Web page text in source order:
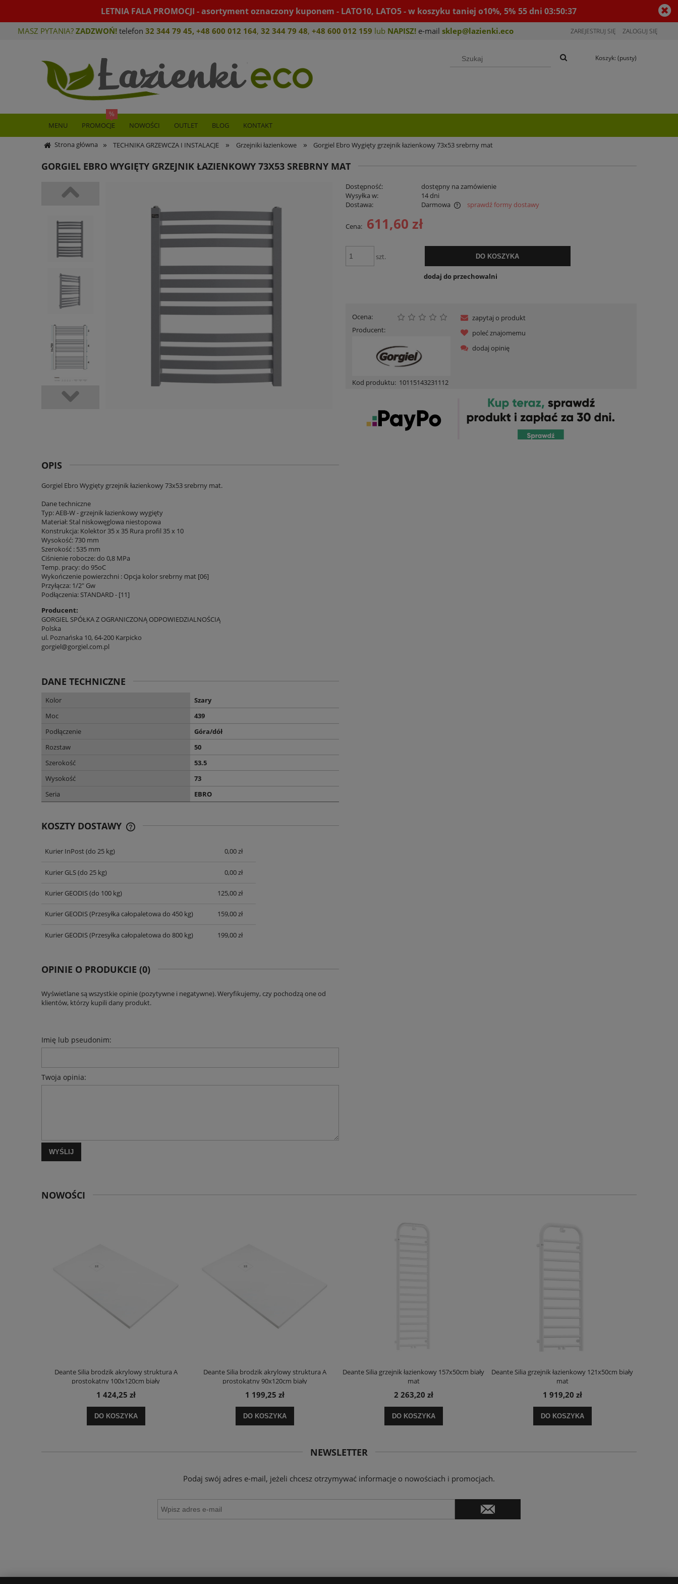
LETNIA FALA PROMOCJI - asortyment oznaczony kuponem - LATO10, LATO5 - w koszyku taniej o10%, 5% 55dni03:50:37
MASZ PYTANIA? ZADZWOŃ! telefon 32 344 79 45, +48 600 012 164, 32 344 79 48, +48 600 012 159 lub NAPISZ! e-mail sklep@lazienki.eco ZAREJESTRUJ SIĘ ZALOGUJ SIĘ
Koszyk: (pusty)
MENU PROMOCJE NOWOŚCI OUTLET BLOG KONTAKT
Strona główna » TECHNIKA GRZEWCZA I INSTALACJE » Grzejniki łazienkowe » Gorgiel Ebro Wygięty grzejnik łazienkowy 73x53 srebrny mat
GORGIEL EBRO WYGIĘTY GRZEJNIK ŁAZIENKOWY 73X53 SREBRNY MAT
Dostępność:
dostępny na zamówienie
Wysyłka w:
14 dni
Dostawa:
Darmowa
Cena nie zawiera ewentualnych kosztów
sprawdź formy dostawy
Cena: 611,60 zł
szt. DO KOSZYKA
dodaj do przechowalni
Ocena:
Producent:
Kod produktu: 10115143231112
zapytaj o produkt
poleć znajomemu
dodaj opinię
OPIS
Gorgiel Ebro Wygięty grzejnik łazienkowy 73x53 srebrny mat.
Dane techniczne
Typ: AEB-W - grzejnik łazienkowy wygięty
Materiał: Stal niskowęglowa niestopowa
Konstrukcja: Kolektor 35 x 35 Rura profil 35 x 10
Wysokość: 730 mm
Szerokość : 535 mm
Ciśnienie robocze: do 0,8 MPa
Temp. pracy: do 95oC
Wykończenie powierzchni : Opcja kolor srebrny mat [06]
Przyłącza: 1/2" Gw
Podłączenia: STANDARD - [11]
Producent:
GORGIEL SPÓŁKA Z OGRANICZONĄ ODPOWIEDZIALNOŚCIĄ
Polska
ul. Poznańska 10, 64-200 Karpicko
gorgiel@gorgiel.com.pl
DANE TECHNICZNE
Kolor
Szary
Moc
439
Podłączenie
Góra/dół
Rozstaw
50
Szerokość
53.5
Wysokość
73
Seria
EBRO
KOSZTY DOSTAWY
CENA NIE ZAWIERA EWENTUALNYCH
Kurier InPost(do 25 kg) 0,00 zł
Kurier GLS(do 25 kg) 0,00 zł
Kurier GEODIS(do 100 kg) 125,00 zł
Kurier GEODIS(Przesyłka całopaletowa do 450 kg) 159,00 zł
Kurier GEODIS(Przesyłka całopaletowa do 800 kg) 199,00 zł
OPINIE O PRODUKCIE (0)
Wyświetlane są wszystkie opinie (pozytywne i negatywne). Weryfikujemy, czy pochodzą one od
klientów, którzy kupili dany produkt.
Imię lub pseudonim:
Twoja opinia:
WYŚLIJ
NOWOŚCI
Deante Silia brodzik akrylowy struktura A
prostokątny 100x120cm biały
1 424,25 zł
DO KOSZYKA
Deante Silia brodzik akrylowy struktura A
prostokątny 90x120cm biały
1 199,25 zł
DO KOSZYKA
Deante Silia grzejnik łazienkowy 157x50cm biały
mat
2 263,20 zł
DO KOSZYKA
Deante Silia grzejnik łazienkowy 121x50cm biały
mat
1 919,20 zł
DO KOSZYKA
NEWSLETTER
Podaj swój adres e-mail, jeżeli chcesz otrzymywać informacje o nowościach i promocjach.